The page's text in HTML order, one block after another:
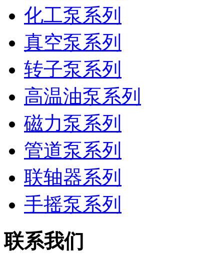
化工泵系列
真空泵系列
转子泵系列
高温油泵系列
磁力泵系列
管道泵系列
联轴器系列
手摇泵系列
联系我们